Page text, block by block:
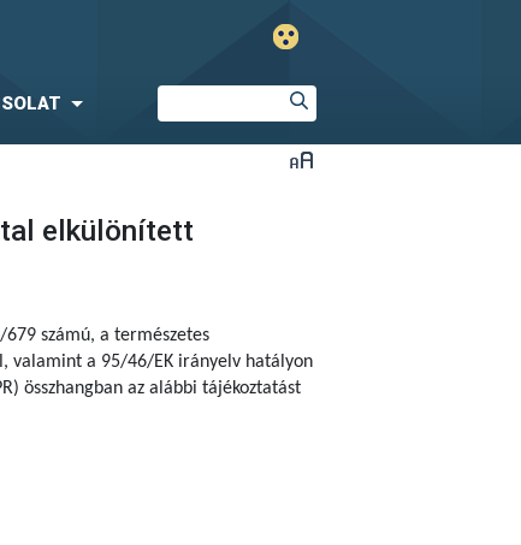
elkülönített
számú, a természetes
valamint a 95/46/EK irányelv hatályon
összhangban az alábbi tájékoztatást